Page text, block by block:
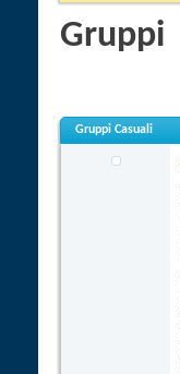
Gruppi
Gruppi Casuali